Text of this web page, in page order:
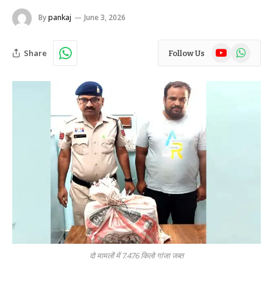
Bypankaj June 3, 2026
Share Follow Us YouTubeWhatsApp
दो मामलों में 7.476 किलो गांजा जब्त